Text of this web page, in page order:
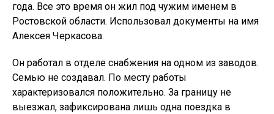
года. Все это время он жил под чужим именем в
Ростовской области. Использовал документы на имя
Алексея Черкасова.
Он работал в отделе снабжения на одном из заводов.
Семью не создавал. По месту работы
характеризовался положительно. За границу не
выезжал, зафиксирована лишь одна поездка в